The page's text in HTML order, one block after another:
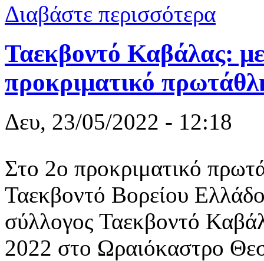
Διαβάστε περισσότερα
Ταεκβοντό Καβάλας:
προκριματικό
Δευ, 23/05/2022 - 12:18
Στο 2ο προκριματικό
Ταεκβοντό Βορείου
σύλλογος Ταεκβοντό
2022 στο Ωραιόκαστρο